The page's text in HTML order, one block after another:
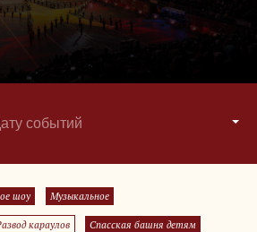
событий
шоу Музыкальное
караулов Спасская башня детям